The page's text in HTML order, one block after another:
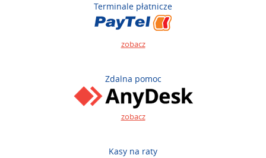
Terminale płatnicze
zobacz
Zdalna pomoc
zobacz
Kasy na raty